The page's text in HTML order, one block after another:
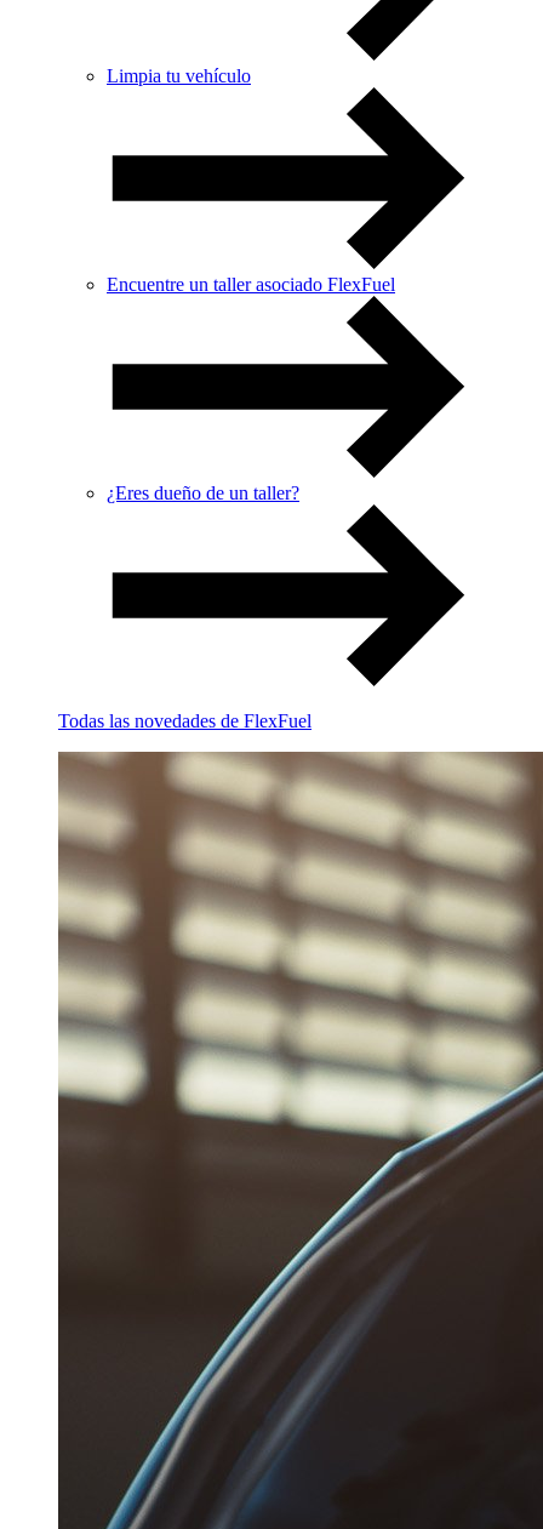
Limpia tu vehículo
Encuentre un taller asociado FlexFuel
¿Eres dueño de un taller?
Todas las novedades de FlexFuel